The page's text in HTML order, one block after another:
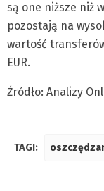
są one niższe niż
pozostają na
wartość
EUR.
Źródło: Analizy
TAGI: